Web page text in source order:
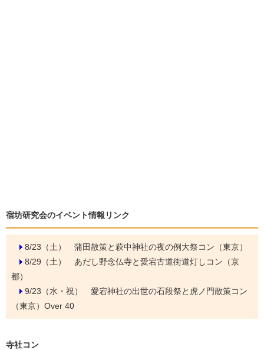
宿坊研究会のイベント情報リンク
8/23（土） 蒲田散策と萩中神社の夜の例大祭コン（東京）
8/29（土） あだし野念仏寺と愛宕古道街道灯しコン（京
都）
9/23（水・祝） 愛宕神社の出世の石段祭と虎ノ門散策コン
（東京）Over 40
寺社コン